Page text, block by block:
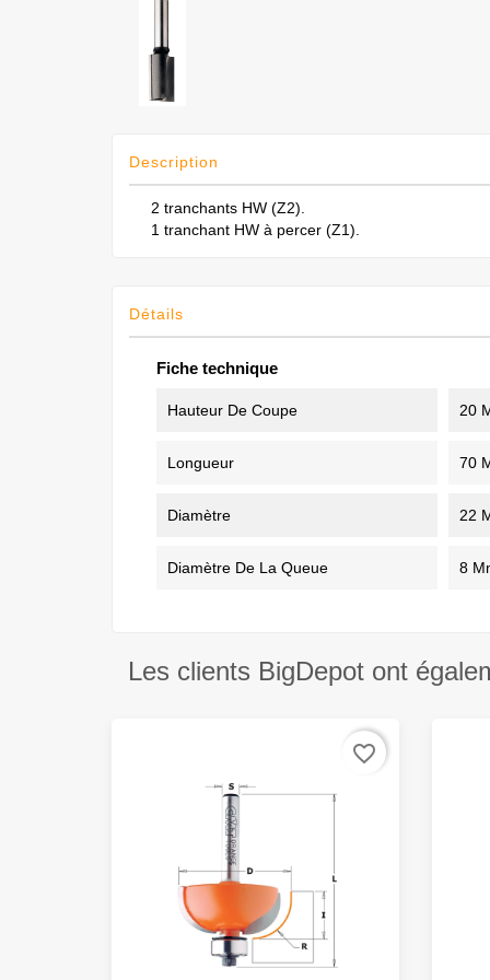
Description
2 tranchants HW (Z2).
1 tranchant HW à percer (Z1).
Détails
Fiche technique
Hauteur De Coupe 20
Longueur 70
Diamètre 22
Diamètre De La Queue 8
Les clients BigDepot ont
favorite_border